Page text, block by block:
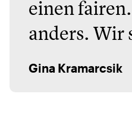
einen
anders. Wir
Gina Kramarcsik